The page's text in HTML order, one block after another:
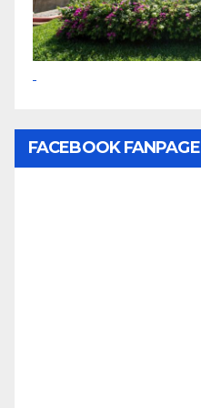
FACEBOOK FANPAGE